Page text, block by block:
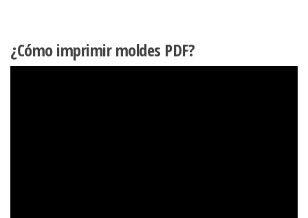
¿Cómo imprimir moldes PDF?